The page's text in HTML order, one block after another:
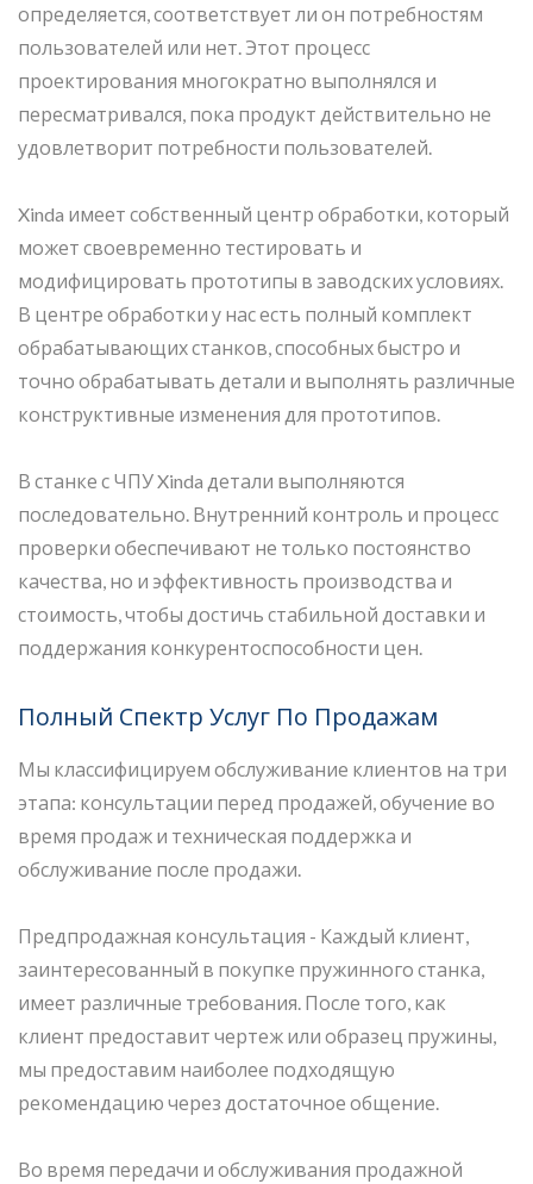
определяется, соответствует ли он потребностям
пользователей или нет. Этот процесс
проектирования многократно выполнялся и
пересматривался, пока продукт действительно не
удовлетворит потребности пользователей.
Xinda имеет собственный центр обработки, который
может своевременно тестировать и
модифицировать прототипы в заводских условиях.
В центре обработки у нас есть полный комплект
обрабатывающих станков, способных быстро и
точно обрабатывать детали и выполнять различные
конструктивные изменения для прототипов.
В станке с ЧПУ Xinda детали выполняются
последовательно. Внутренний контроль и процесс
проверки обеспечивают не только постоянство
качества, но и эффективность производства и
стоимость, чтобы достичь стабильной доставки и
поддержания конкурентоспособности цен.
Полный Спектр Услуг По Продажам
Мы классифицируем обслуживание клиентов на три
этапа: консультации перед продажей, обучение во
время продаж и техническая поддержка и
обслуживание после продажи.
Предпродажная консультация - Каждый клиент,
заинтересованный в покупке пружинного станка,
имеет различные требования. После того, как
клиент предоставит чертеж или образец пружины,
мы предоставим наиболее подходящую
рекомендацию через достаточное общение.
Во время передачи и обслуживания продажной